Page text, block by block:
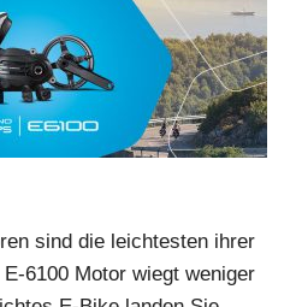
sind die leichtesten ihrer
6100 Motor wiegt weniger